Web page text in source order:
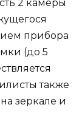
2 камеры
прибора
(до 5
также
зеркале и